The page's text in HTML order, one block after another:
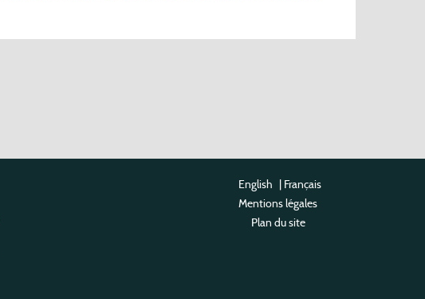
English | Français
Mentions légales
Plan du site